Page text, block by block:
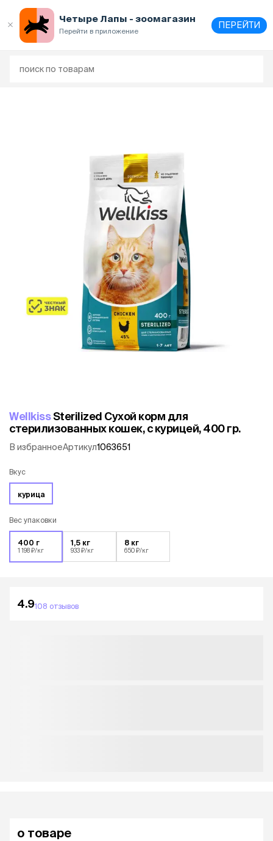
Четыре Лапы - зоомагазин
Перейти в приложение
ПЕРЕЙТИ
WellkissSterilized Сухой корм для
стерилизованных кошек, с курицей, 400 гр.
В избранноеАртикул1063651
Вкус
курица
Вес упаковки
400 г
1 198 ₽/кг
1,5 кг
933 ₽/кг
8 кг
650 ₽/кг
4.9108 отзывов
о товаре